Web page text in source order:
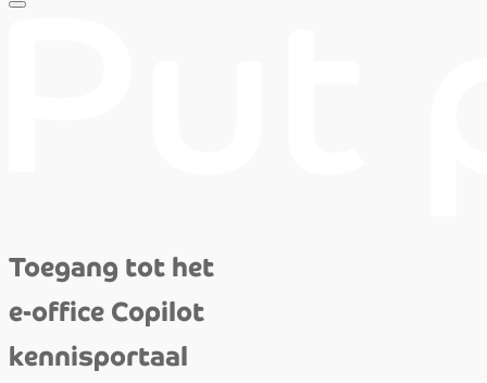
Toegang tot het
e-office Copilot
kennisportaal